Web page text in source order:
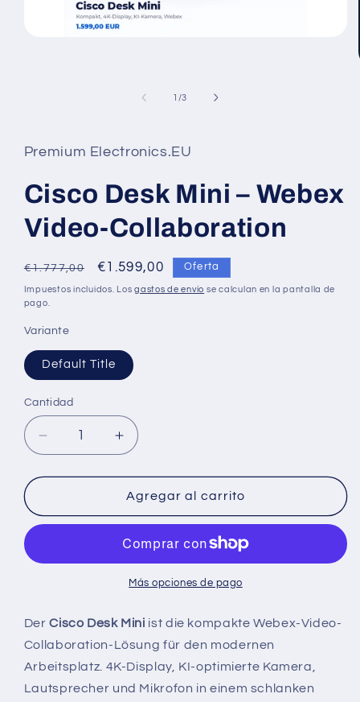
1 /de
3
Premium Electronics.EU
Cisco Desk Mini – Webex
Video-Collaboration
Precio
habitual
€1.777,00
Precio
de
€1.599,00 Oferta
Impuestos incluidos. Losgastos de envío se calculan en la pantalla de
pago.
Variante
Default Title
Cantidad
Cantidad
Reducir
cantidad
para
Desk
Webex
Aumentar
cantidad
para
Cisco
Desk
–
Webex
Video-
Agregar al carrito
Más opciones de pago
DerCisco Desk Mini ist die kompakte Webex-Video-
Collaboration-Lösung für den modernen
Arbeitsplatz. 4K-Display, KI-optimierte Kamera,
Lautsprecher und Mikrofon in einem schlanken